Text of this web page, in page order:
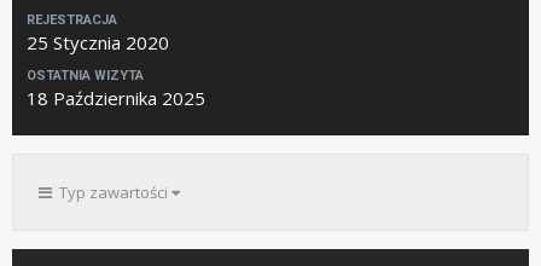
REJESTRACJA
25 Stycznia 2020
OSTATNIA WIZYTA
18 Października 2025
Typ zawartości